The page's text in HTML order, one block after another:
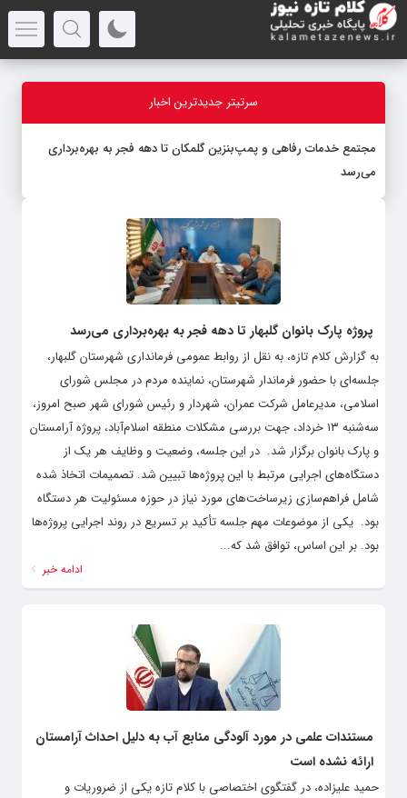
سرتیتر جدیدترین اخبار
مجتمع خدمات رفاهی و پمپ‌بنزین گلمکان تا دهه فجر به بهره‌برداری
می‌رسد
پروژه پارک بانوان گلبهار تا دهه فجر به بهره‌برداری می‌رسد
به گزارش کلام تازه، به نقل از روابط عمومی فرمانداری شهرستان گلبهار،
جلسه‌ای با حضور فرماندار شهرستان، نماینده مردم در مجلس شورای
اسلامی، مدیرعامل شرکت عمران، شهردار و رئیس شورای شهر صبح امروز،
سه‌شنبه ۱۳ خرداد، جهت بررسی مشکلات منطقه اسلام‌آباد، پروژه آرامستان
و پارک بانوان برگزار شد. ‌ در این جلسه، وضعیت و وظایف هر یک از
دستگاه‌های اجرایی مرتبط با این پروژه‌ها تبیین شد. تصمیمات اتخاذ شده
شامل فراهم‌سازی زیرساخت‌های مورد نیاز در حوزه مسئولیت هر دستگاه
بود. ‌ یکی از موضوعات مهم جلسه تأکید بر تسریع در روند اجرایی پروژه‌ها
بود. بر این اساس، توافق شد که...
ادامه خبر
مستندات علمی در مورد آلودگی منابع آب به‌ دلیل احداث آرامستان
ارائه نشده‌ است
حمید علیزاده، در گفتگوی اختصاصی با کلام تازه یکی از ضروریات و